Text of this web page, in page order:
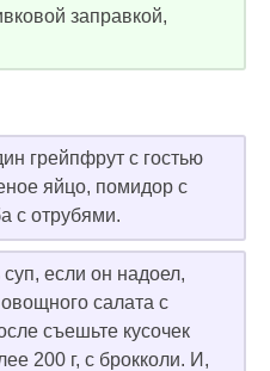
заправкой,
грейпфрут с гостью
яйцо, помидор с
с отрубями.
если он надоел,
салата с
съешьте кусочек
200 г, с брокколи. И,